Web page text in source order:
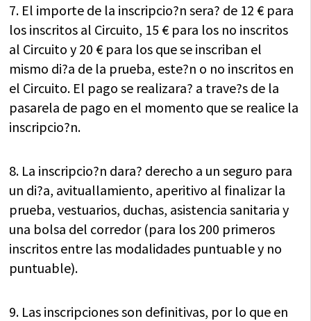
7. El importe de la inscripcio?n sera? de 12 € para
los inscritos al Circuito, 15 € para los no inscritos
al Circuito y 20 € para los que se inscriban el
mismo di?a de la prueba, este?n o no inscritos en
el Circuito. El pago se realizara? a trave?s de la
pasarela de pago en el momento que se realice la
inscripcio?n.
8. La inscripcio?n dara? derecho a un seguro para
un di?a, avituallamiento, aperitivo al finalizar la
prueba, vestuarios, duchas, asistencia sanitaria y
una bolsa del corredor (para los 200 primeros
inscritos entre las modalidades puntuable y no
puntuable).
9. Las inscripciones son definitivas, por lo que en